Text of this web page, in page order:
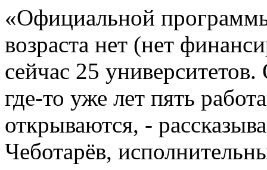
«Официальной
возраста нет (нет
сейчас 25
где-то уже лет пять
открываются, -
Чеботарёв,